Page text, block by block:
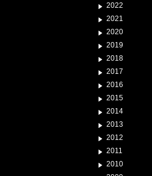
2022
2021
2020
2019
2018
2017
2016
2015
2014
2013
2012
2011
2010